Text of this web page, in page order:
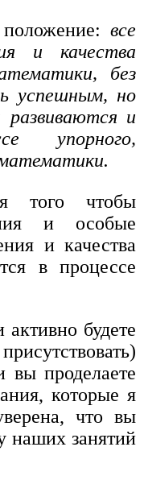
все
и качества
без
успешным, но
развиваются и
упорного,
того чтобы
и особые
и качества
в процессе
будете
вы проделаете
которые я
что вы
наших занятий